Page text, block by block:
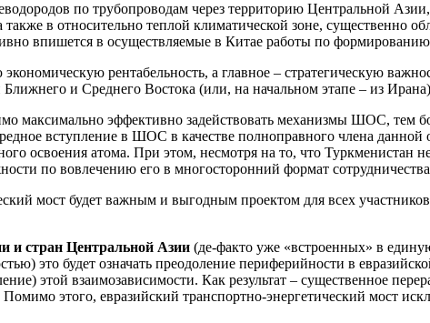
по трубопроводам через территорию Центральной
в относительно теплой климатической зоне, существенно
впишется в осуществляемые в Китае работы по
рентабельность, а главное – стратегическую
Ближнего и Среднего Востока (или, на начальном этапе – из
максимально эффективно задействовать механизмы ШОС,
вступление в ШОС в качестве полноправного члена
освоения атома. При этом, несмотря на то, что
по вовлечению его в многосторонний формат
мост будет важным и выгодным проектом для всех
и стран Центральной Азии (де-факто уже «встроенных» в
это будет означать преодоление периферийности в
этой взаимозависимости. Как результат – существенное
этого, евразийский транспортно-энергетический мост